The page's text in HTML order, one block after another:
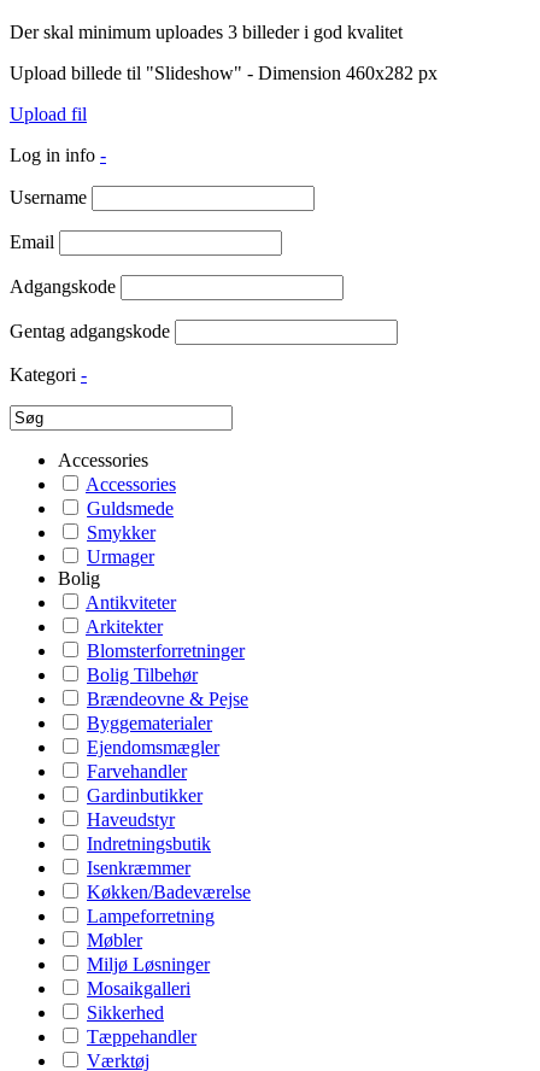
Der skal minimum uploades 3 billeder i god kvalitet
Upload billede til "Slideshow" - Dimension 460x282 px
Upload fil
Log in info -
Username
Email
Adgangskode
Gentag adgangskode
Kategori -
Accessories
Accessories
Guldsmede
Smykker
Urmager
Bolig
Antikviteter
Arkitekter
Blomsterforretninger
Bolig Tilbehør
Brændeovne & Pejse
Byggematerialer
Ejendomsmægler
Farvehandler
Gardinbutikker
Haveudstyr
Indretningsbutik
Isenkræmmer
Køkken/Badeværelse
Lampeforretning
Møbler
Miljø Løsninger
Mosaikgalleri
Sikkerhed
Tæppehandler
Værktøj